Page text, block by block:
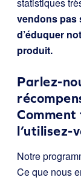
vendons pas
d’éduquer
produit.
Parlez-
l’utilisez-
Notre
Ce que nous